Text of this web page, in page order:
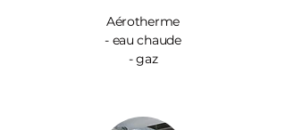
Aérotherme
- eau chaude
- gaz